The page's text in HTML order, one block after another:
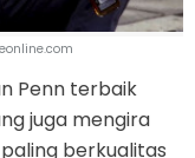
Penn terbaik
juga mengira
berkualitas